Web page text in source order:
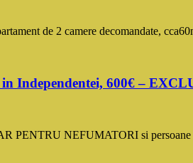
de 2 camere decomandate,
Independentei, 600€ –
NEFUMATORI si persoane